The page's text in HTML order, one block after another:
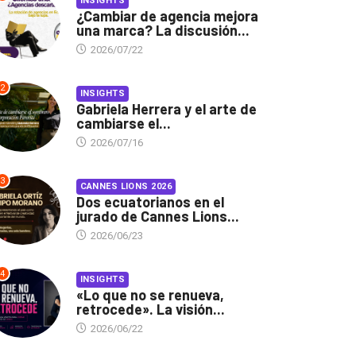
¿Cambiar de agencia mejora
una marca? La discusión...
2026/07/22
2 INSIGHTS
Gabriela Herrera y el arte de
cambiarse el...
2026/07/16
3 CANNES LIONS 2026
Dos ecuatorianos en el
jurado de Cannes Lions...
2026/06/23
4 INSIGHTS
«Lo que no se renueva,
retrocede». La visión...
2026/06/22